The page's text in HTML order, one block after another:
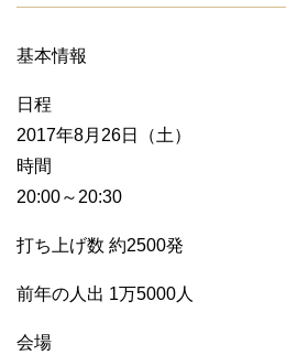
基本情報
日程
2017年8月26日（土）
時間
20:00～20:30
打ち上げ数 約2500発
前年の人出 1万5000人
会場